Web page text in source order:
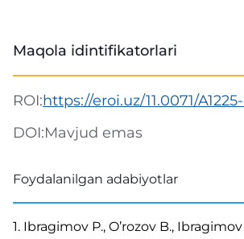
Maqola idintifikatorlari
ROI:https://eroi.uz/11.0071/
DOI:Mavjud emas
Foydalanilgan adabiyotlar
1. Ibragimov P., O’rozov B., Ibragimov